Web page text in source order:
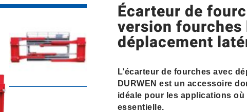
Écarteur de
version fourches
déplacement
L’écarteur de fourches avec
DURWEN est un accessoire
idéale pour les applications où
essentielle.